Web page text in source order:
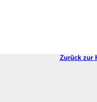
Zurück zur